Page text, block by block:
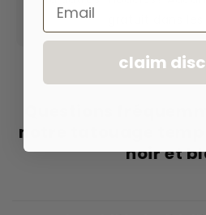
notre tatouage
noir et
claim